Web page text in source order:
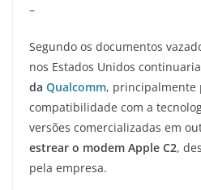
–
Segundo os documentos
nos Estados Unidos
da Qualcomm, principalmente
compatibilidade com a
versões comercializadas em
estrear o modem Apple C2,
pela empresa.